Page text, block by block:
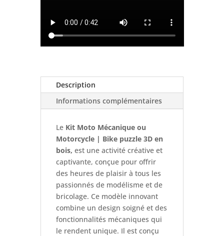
Description
Informations complémentaires
Le Kit Moto Mécanique ou
Motorcycle | Bike puzzle 3D en
bois, est une activité créative et
captivante, conçue pour offrir
des heures de plaisir à tous les
passionnés de modélisme et de
bricolage. Ce modèle innovant
combine un design soigné et des
fonctionnalités mécaniques qui
le rendent unique. Il est conçu